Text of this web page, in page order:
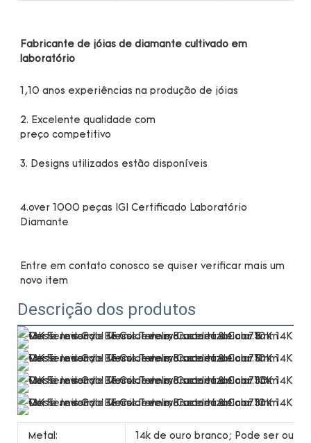
Fabricante de jóias de diamante cultivado em
4.over 1000 peças IGI Certificado Laboratório
Entre em contato conosco se quiser verificar mais um
Descrição dos produtos
Metal: 14k de ouro branco; Pode ser ouro